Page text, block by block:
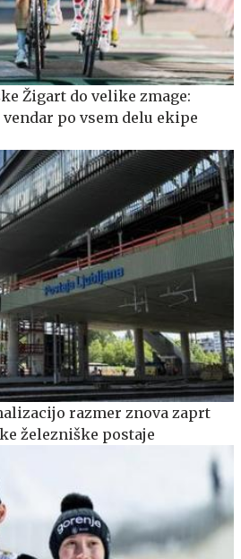
Žigart do velike zmage:
po vsem delu ekipe
razmer znova zaprt
železniške postaje